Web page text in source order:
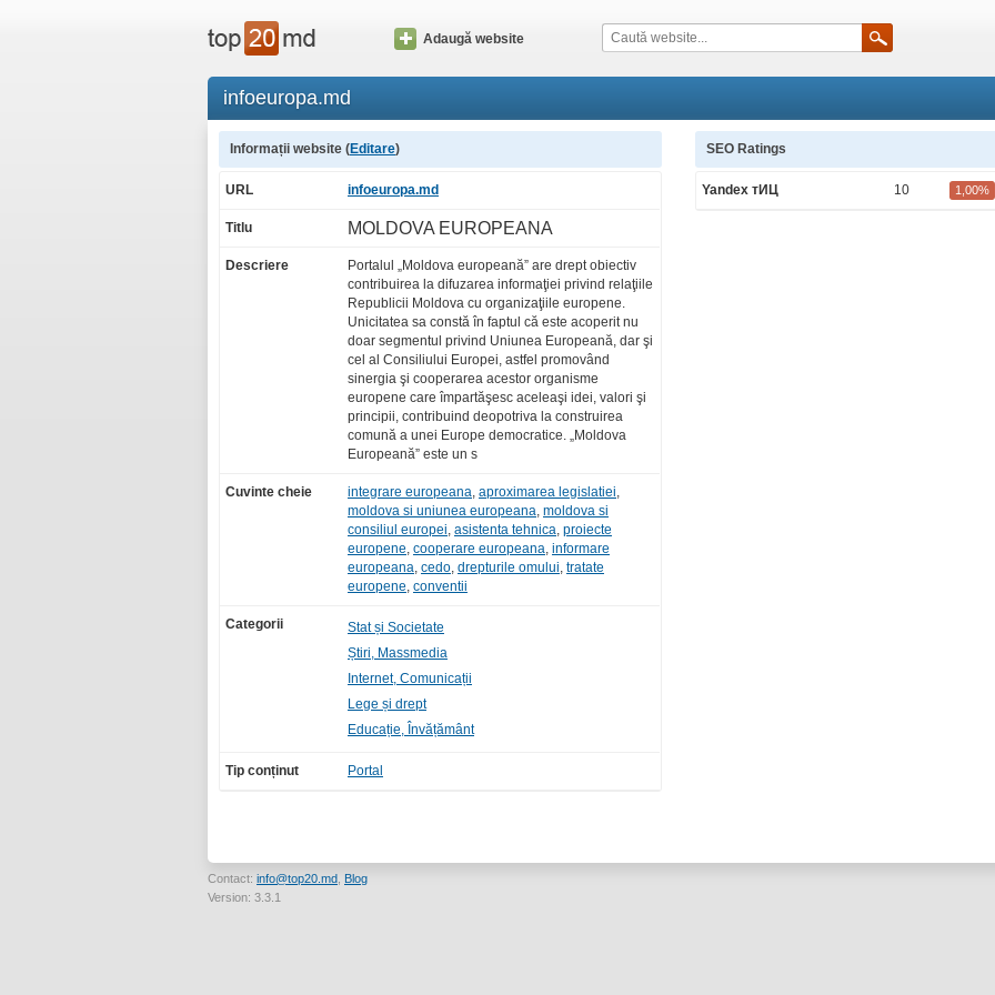
Adaugă website
infoeuropa.md
Informații website (Editare)
URL infoeuropa.md
Titlu MOLDOVA EUROPEANA
Descriere
Portalul „Moldova europeană” are drept obiectiv
contribuirea la difuzarea informaţiei privind relaţiile
Republicii Moldova cu organizaţiile europene.
Unicitatea sa constă în faptul că este acoperit nu
doar segmentul privind Uniunea Europeană, dar şi
cel al Consiliului Europei, astfel promovând
sinergia şi cooperarea acestor organisme
europene care împartăşesc aceleaşi idei, valori şi
principii, contribuind deopotriva la construirea
comună a unei Europe democratice. „Moldova
Europeană” este un s
Cuvinte cheie integrare europeana, aproximarea legislatiei,
moldova si uniunea europeana, moldova si
consiliul europei, asistenta tehnica, proiecte
europene, cooperare europeana, informare
europeana, cedo, drepturile omului, tratate
europene, conventii
Categorii
Stat și Societate
Știri, Massmedia
Internet, Comunicații
Lege și drept
Educație, Învățământ
Tip conținut Portal
SEO Ratings
Yandex тИЦ 10 1,00%
Contact: info@top20.md Blog
Version: 3.3.1